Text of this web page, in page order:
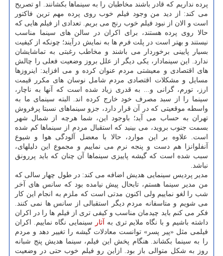
پرده نداریم که قادر باشند مخاطبان را به سینماها بکشانند. او تصریح
می کند: از دید من وجود فیلم خوب روی پرده مهم ترین فاکتور
است و الان از نبود فیلم خوب رنج می بریم. تعدادی از فیلم هایی که
حالا روی پرده هستند، برای اکران در سالن های سینما مناسب
نیستند و بهتر است در پلت فرم ها به نمایش درآیند؛ چونکه از کیفیت
بسیار پایینی برخوردار می باشند و مخاطب رغبتی به تماشایشان
ندارد. این سینمادار، یکی دیگر از علل بروز وضعیت فعلی را چالش
های اقتصادی و معیشتی مردم عنوان کرده و می افزاید: اینروزها
مسایل و مشکلات اقتصادی مردم شامل نوسان های مکرر قیمت
ارز، تورم، گرانی و... به قدری زیاد شده است که آنها به ناچار،
سینما را از سبد مصرف خود خارج کرده اند. البته سینمای ما به
واسطه موقعیتی که در آن قرار دارد، جزو سینماهای نسبتا پرفروش
تهران به حساب می آید؛ باوجود این، شما هرچه از شمال شهر
بسمت جنوب بروید، می بینید که استقبال مردم از سینماها کم شده
است. علاوه بر این موارد، حالا با معضل آلودگی هوا و شیوع
آنفلوانزا هم دست و پنجه نرم می نماییم و مجموع این دلیلهای،
سبب شده است که گیشه پاییزی سینماها آن چنان که باید پررونق
نباشد.
مدیر پردیس سینمایی هدیش اضافه می کند: در طول چهار سالی که
من مدیر سینما هستم، تابحال پیش نیامده بود که سانس های آخر
شب را لغو نماییم ولی اکنون مدتی است که ملزم به انجام این کار
می شویم و متاسفانه مردم دیگر استقبالی از سانس ها نمی کنند.
فکر می کنم باید چیدمان مناسب و کیفی تری از فیلم ها را در اکران
داشته باشیم و با نگاه ملایم تری به
آثار
سینمایی نگاه نماییم. اکران
فیلمی مثل «پیر پسر» توانست معادلات گیشه را تغییر دهد و مردم
را به سینما بکشاند. هنگام پخش این فیلم، سینما هدیش پنج شبانه
روز به شکل متوالی باز بود. ازاین رو فیلم خوب حتی در وضعیت